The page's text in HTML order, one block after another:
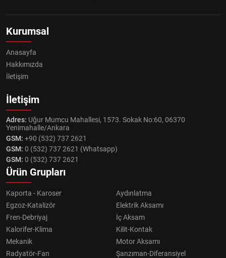
Kurumsal
Anasayfa
Hakkımızda
İletişim
İletişim
Adres: Uğur Mumcu Mahallesi, 1573. Sokak No:60, 06370
Yenimahalle/Ankara
GSM: +90 (532) 737 2621
GSM: 0 (532) 737 2621 (Whatsapp)
GSM: 0 (532) 737 2621
Ürün Grupları
Kaporta - Karoser
Aydınlatma
Egzoz-Katalizör
Elektrik Aksamı
Fren-Debriyaj
İç Aksam
Kalorifer-Klima
Kilit-Kontak
Mekanik
Motor Aksamı
Radyatör-Fan
Şanzıman-Diferansiyel